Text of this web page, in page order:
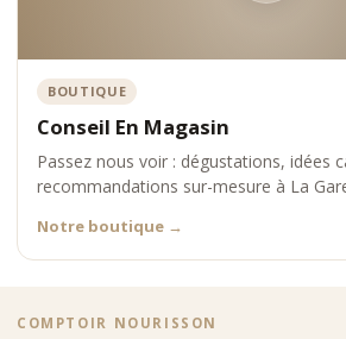
BOUTIQUE
Conseil En Magasin
Passez nous voir : dégustations, idées
recommandations sur-mesure à La
Notre boutique →
COMPTOIR NOURISSON